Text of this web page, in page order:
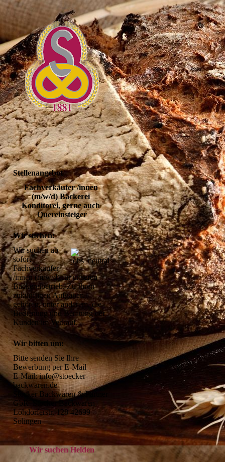
Stellenangebot
Fachverkäufer /innen
(m/w/d) Bäckerei
Konditorei, gerne auch
Quereinsteiger
Wir suchen:
Wir suchen ab
sofort
Fachverkäufer
/innen (m/w/d) für unseren
Bäckereibetrieb. Zu Ihren
zukünftigen Aufgaben
gehören, unter anderem, die
Bedienung und Beratung der
Kunden im Verkauf.
Wir bitten um:
Bitte senden Sie Ihre
Bewerbung per E-Mail
E-Mail: info@stoecker-
backwaren.de
Stöcker Backwaren & Partner
GbR  Stöcker Backwaren
Löhdorferstr. 128 42699
Solingen
Wir suchen Helden